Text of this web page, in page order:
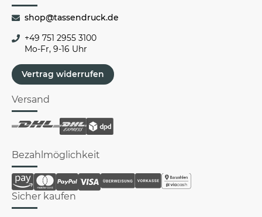
shop@tassendruck.de
+49 751 2955 3100
Mo-Fr, 9-16 Uhr
Vertrag widerrufen
Versand
Bezahlmöglichkeit
Sicher kaufen